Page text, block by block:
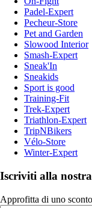
Padel-Expert
Pecheur-Store
Pet and Garden
Slowood Interior
Smash-Expert
Sneak'In
Sneakids
Sport is good
Training-Fit
Trek-Expert
Triathlon-Expert
TripNBikers
Vélo-Store
Winter-Expert
Iscriviti alla
Approfitta di uno